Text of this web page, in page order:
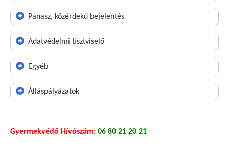
Panasz, közérdekű bejelentés
Adatvédelmi tisztviselő
Egyéb
Álláspályázatok
Gyermekvédő Hívószám: 06 80 21 20 21